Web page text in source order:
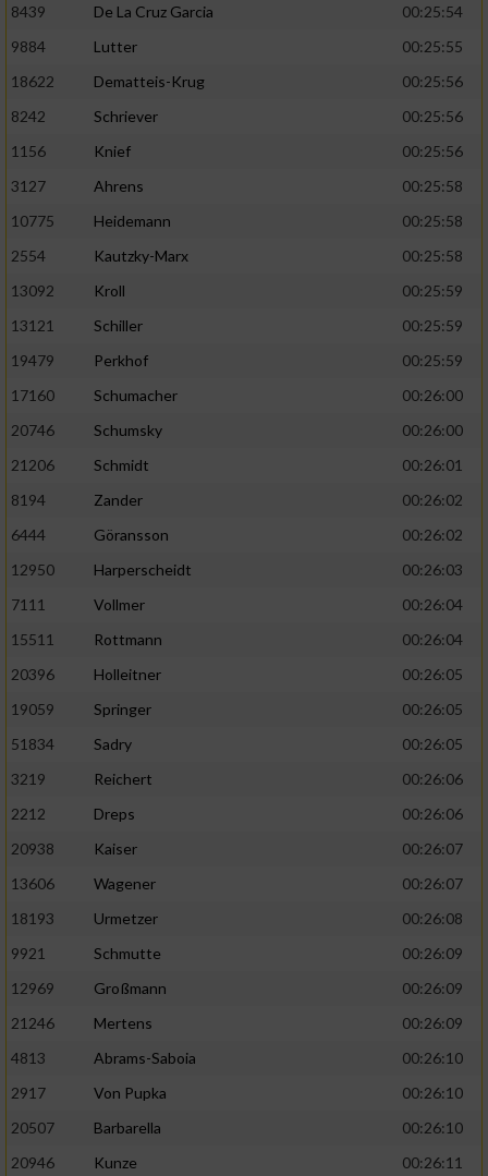
8439
De La Cruz Garcia
00:25:54
9884
Lutter
00:25:55
18622
Dematteis-Krug
00:25:56
8242
Schriever
00:25:56
1156
Knief
00:25:56
3127
Ahrens
00:25:58
10775
Heidemann
00:25:58
2554
Kautzky-Marx
00:25:58
13092
Kroll
00:25:59
13121
Schiller
00:25:59
19479
Perkhof
00:25:59
17160
Schumacher
00:26:00
20746
Schumsky
00:26:00
21206
Schmidt
00:26:01
8194
Zander
00:26:02
6444
Göransson
00:26:02
12950
Harperscheidt
00:26:03
7111
Vollmer
00:26:04
15511
Rottmann
00:26:04
20396
Holleitner
00:26:05
19059
Springer
00:26:05
51834
Sadry
00:26:05
3219
Reichert
00:26:06
2212
Dreps
00:26:06
20938
Kaiser
00:26:07
13606
Wagener
00:26:07
18193
Urmetzer
00:26:08
9921
Schmutte
00:26:09
12969
Großmann
00:26:09
21246
Mertens
00:26:09
4813
Abrams-Saboia
00:26:10
2917
Von Pupka
00:26:10
20507
Barbarella
00:26:10
20946
Kunze
00:26:11
Analyse von Zielgruppen durch Statistiken
verschiedenen Quellen
Verwendung reduzierter Daten zur Auswahl
IAB-Besonderheiten:
Verwendung genauer Standortdaten
Informationen identifizieren